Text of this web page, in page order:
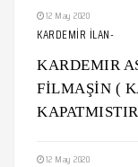
12 May 2020
KARDEMİR İLAN-
KARDEMIR
FİLMAŞİN (
12 May 2020